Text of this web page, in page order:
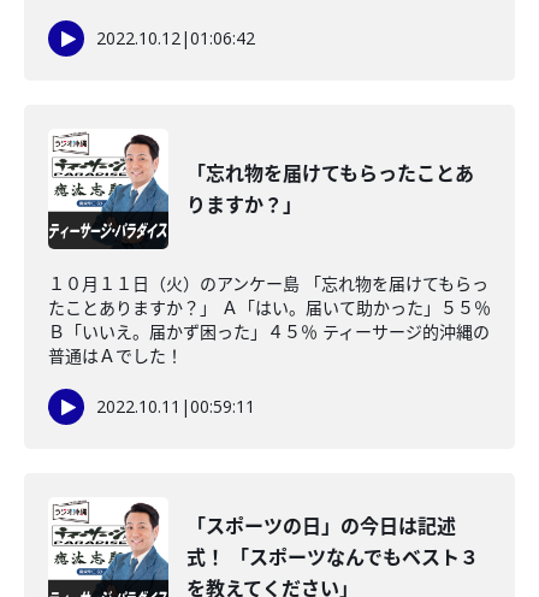
2022.10.12|01:06:42
「忘れ物を届けてもらったことあ
りますか？」
１０月１１日（火）のアンケー島 「忘れ物を届けてもらっ
たことありますか？」 Ａ「はい。届いて助かった」５５％
Ｂ「いいえ。届かず困った」４５％ ティーサージ的沖縄の
普通はＡでした！
2022.10.11 |00:59:11
「スポーツの日」の今日は記述
式！ 「スポーツなんでもベスト３
を教えてください」